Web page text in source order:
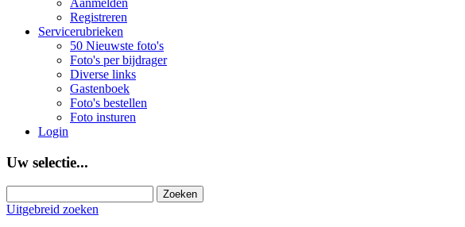
Aanmelden
Registreren
Servicerubrieken
50 Nieuwste foto's
Foto's per bijdrager
Diverse links
Gastenboek
Foto's bestellen
Foto insturen
Login
Uw selectie...
Uitgebreid zoeken